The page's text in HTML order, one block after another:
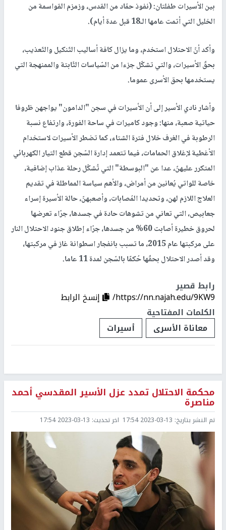
بين الأسيرات طفلتان: (نفوذ حمّاد من القدس، وزمزم القواسمة من
الخليل التي أتمت عامها الـ18 قبل عدة أيام).
وأكد أنّ الاحتلال استخدم، وما يزال كافة أساليب التّنكيل والتّعذيب،
بحقّ الأسيرات، والتي تشكّل جزءا من السّياسات الثّابتة والممنهجة التي
يستخدمها بحق الأسرى عموما.
وأشار نادي الأسير إلى أن الأسيرات في سجن "الدامون" يواجهن ظروفا
حياتية صعبة، منها: وجود كاميرات في ساحة الفورة، وارتفاع نسبة
الرطوبة في الغرف خلال فترة الشتاء، كما تضطر الأسيرات لاستخدام
الأغطية لإغلاق الحمامات، فيما تتعمد إدارة السّجن قطع التيار الكهربائي
المتكرر عليهنّ، عدا عن "البوسطة" التي تُشكّل رحلة عذاب إضافية،
خاصة للواتي يُعانين من أمراض، والأهم سياسة المماطلة في تقديم
العلاج اللازم لهن، وتحديدا المُصابات، وأصعبهنّ، حالة الأسيرة إسراء
جعابيص، التي تعاني من تشوهات حادة في جسدها، جرّاء تعرضها
لحروق خطيرة أصابت 60% من جسدها، جرّاء إطلاق جنود الاحتلال النار
على مركبتها عام 2015، ما تسبب بانفجار اسطوانة غاز في مركبتها،
وقد أصدر الاحتلال بحقّها حُكمًا بالسّجن لمدة 11 عاما.
رابط قصير
https://nn.najah.edu/9KW9/
إنسخ الرابط
الكلمات المفتاحية
معاناة الأسرى
أسيرات
محكمة الاحتلال تمدد عزل الأسير المقدسي أحمد
مناصرة
تم النشر بتاريخ: 2023-03-13 17:54 اخر تحديث: 2023-03-13 17:54